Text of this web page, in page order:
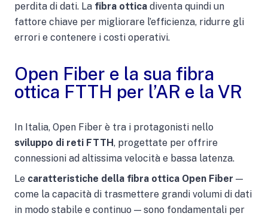
perdita di dati. La fibra ottica diventa quindi un
fattore chiave per migliorare l’efficienza, ridurre gli
errori e contenere i costi operativi.
Open Fiber e la sua fibra
ottica FTTH per l’AR e la VR
In Italia, Open Fiber è tra i protagonisti nello
sviluppo di reti FTTH, progettate per offrire
connessioni ad altissima velocità e bassa latenza.
Le caratteristiche della fibra ottica Open Fiber —
come la capacità di trasmettere grandi volumi di dati
in modo stabile e continuo — sono fondamentali per